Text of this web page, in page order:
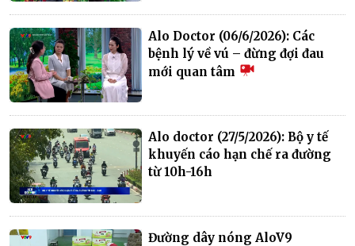
Alo Doctor (06/6/2026): Các
bệnh lý về vú – đừng đợi đau
mới quan tâm
Alo doctor (27/5/2026): Bộ y tế
khuyến cáo hạn chế ra đường
từ 10h-16h
Đường dây nóng AloV9